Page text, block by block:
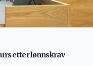
etter lønnskrav